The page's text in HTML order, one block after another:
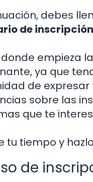
debes
de inscripción
empieza
ya que
de expresar
sobre las
que te
tu tiempo y
de